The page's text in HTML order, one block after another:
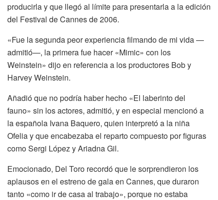
producirla y que llegó al límite para presentarla a la edición
del Festival de Cannes de 2006.
«Fue la segunda peor experiencia filmando de mi vida —
admitió—, la primera fue hacer «Mimic» con los
Weinstein» dijo en referencia a los productores Bob y
Harvey Weinstein.
Añadió que no podría haber hecho «El laberinto del
fauno» sin los actores, admitió, y en especial mencionó a
la española Ivana Baquero, quien interpretó a la niña
Ofelia y que encabezaba el reparto compuesto por figuras
como Sergi López y Ariadna Gil.
Emocionado, Del Toro recordó que le sorprendieron los
aplausos en el estreno de gala en Cannes, que duraron
tanto «como ir de casa al trabajo», porque no estaba